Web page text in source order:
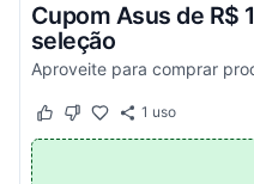
Cupom Asus de R$
seleção
Este cupom funcionou
Este cupom não
1 uso